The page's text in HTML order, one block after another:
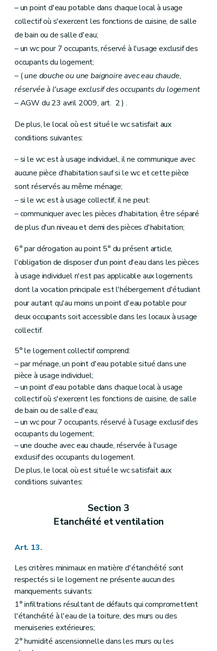
– un point d'eau potable dans chaque local à usage
collectif où s'exercent les fonctions de cuisine, de salle
de bain ou de salle d'eau;
– un wc pour 7 occupants, réservé à l'usage exclusif des
occupants du logement;
– (une douche ou une baignoire avec eau chaude,
réservée à l'usage exclusif des occupants du logement
– AGW du 23 avril 2009, art. 2 ) .
De plus, le local où est situé le wc satisfait aux
conditions suivantes:
– si le wc est à usage individuel, il ne communique avec
aucune pièce d'habitation sauf si le wc et cette pièce
sont réservés au même ménage;
– si le wc est à usage collectif, il ne peut:
– communiquer avec les pièces d'habitation, être séparé
de plus d'un niveau et demi des pièces d'habitation;
6° par dérogation au point 5° du présent article,
l'obligation de disposer d'un point d'eau dans les pièces
à usage individuel n'est pas applicable aux logements
dont la vocation principale est l'hébergement d'étudiant
pour autant qu'au moins un point d'eau potable pour
deux occupants soit accessible dans les locaux à usage
collectif.
5° le logement collectif comprend:
– par ménage, un point d'eau potable situé dans une
pièce à usage individuel;
– un point d'eau potable dans chaque local à usage
collectif où s'exercent les fonctions de cuisine, de salle
de bain ou de salle d'eau;
– un wc pour 7 occupants, réservé à l'usage exclusif des
occupants du logement;
– une douche avec eau chaude, réservée à l'usage
exclusif des occupants du logement.
De plus, le local où est situé le wc satisfait aux
conditions suivantes:
Section 3
Etanchéité et ventilation
Art. 13.
Les critères minimaux en matière d'étanchéité sont
respectés si le logement ne présente aucun des
manquements suivants:
1° infiltrations résultant de défauts qui compromettent
l'étanchéité à l'eau de la toiture, des murs ou des
menuiseries extérieures;
2° humidité ascensionnelle dans les murs ou les